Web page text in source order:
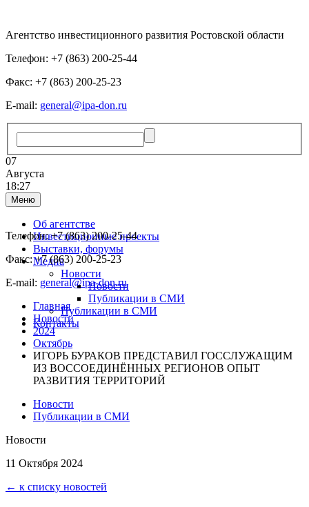
Агентство инвестиционного развития Ростовской области
Телефон: +7 (863) 200-25-44
Факс: +7 (863) 200-25-23
E-mail: general@ipa-don.ru
07
Августа
18:27
Меню
Об агентстве
Инвестиционные проекты
Выставки, форумы
Медиа
Новости
Новости
Публикации в СМИ
Публикации в СМИ
Контакты
Телефон: +7 (863) 200-25-44
Факс: +7 (863) 200-25-23
E-mail: general@ipa-don.ru
Главная
Новости
2024
Октябрь
ИГОРЬ БУРАКОВ ПРЕДСТАВИЛ ГОССЛУЖАЩИМ
ИЗ ВОССОЕДИНЁННЫХ РЕГИОНОВ ОПЫТ
РАЗВИТИЯ ТЕРРИТОРИЙ
Новости
Публикации в СМИ
Новости
11 Октября 2024
← к списку новостей